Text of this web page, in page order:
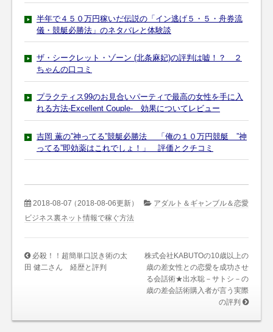
半年で４５０万円稼いだ伝説の「イン逃げ５・５・舟券流
儀・競艇必勝法」のネタバレと体験談
ザ・シークレット・ゾーン (北条麻妃)の評判は嘘！？ ２
ちゃんの口コミ
プラクティス99のお見合いパーティで最高の女性を手に入
れる方法-Excellent Couple- 効果についてレビュー
吉岡 薫の”神ってる”競艇必勝法 「俺の１０万円競艇 ”神
ってる”即効薬はこれでしょ！」 評価とクチコミ
2018-08-07（2018-08-06更新）
アダルト＆ギャンブル＆恋愛
ビジネス裏ネット情報で稼ぐ方法
必殺！！超簡単口説き術の太
田 健二さん 経歴と評判
株式会社KABUTOの10歳以上の
歳の差女性との恋愛を成功させ
る会話術★出水聡－サトシ－の
歳の差会話術購入者が言う実際
の評判